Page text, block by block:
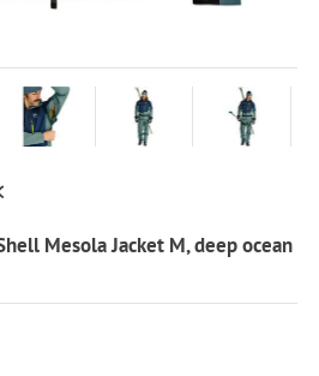
Mesola Jacket M, deep ocean